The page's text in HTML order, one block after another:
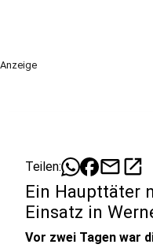
Anzeige
Teilen: mailopen_in_new
Ein Haupttäter
Einsatz in
Vor zwei Tagen war